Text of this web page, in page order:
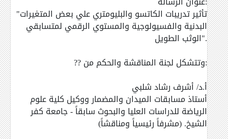
"تأثير تدريبات الكاتسو والبليومتري علي بعض المتغيرات
البدنية والفسيولوجية والمستوي الرقمي لمتسابقي
الوثب الطويل".
?? وتتشكل لجنة المناقشة والحكم من:
أ.د/ أشرف رشاد شلبي
أستاذ مسابقات الميدان والمضمار ووكيل كلية علوم
الرياضة للدراسات العليا والبحوث سابقاً - جامعة كفر
الشيخ. (مشرفاً رئيسياً ومناقشاً)